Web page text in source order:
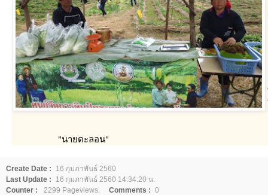
"นายตะลอน"
Create Date :
16 กุมภาพันธ์ 2560
Last Update :
16 กุมภาพันธ์ 2560 14:34:20 น.
Counter :
2299 Pageviews. Comments : 0